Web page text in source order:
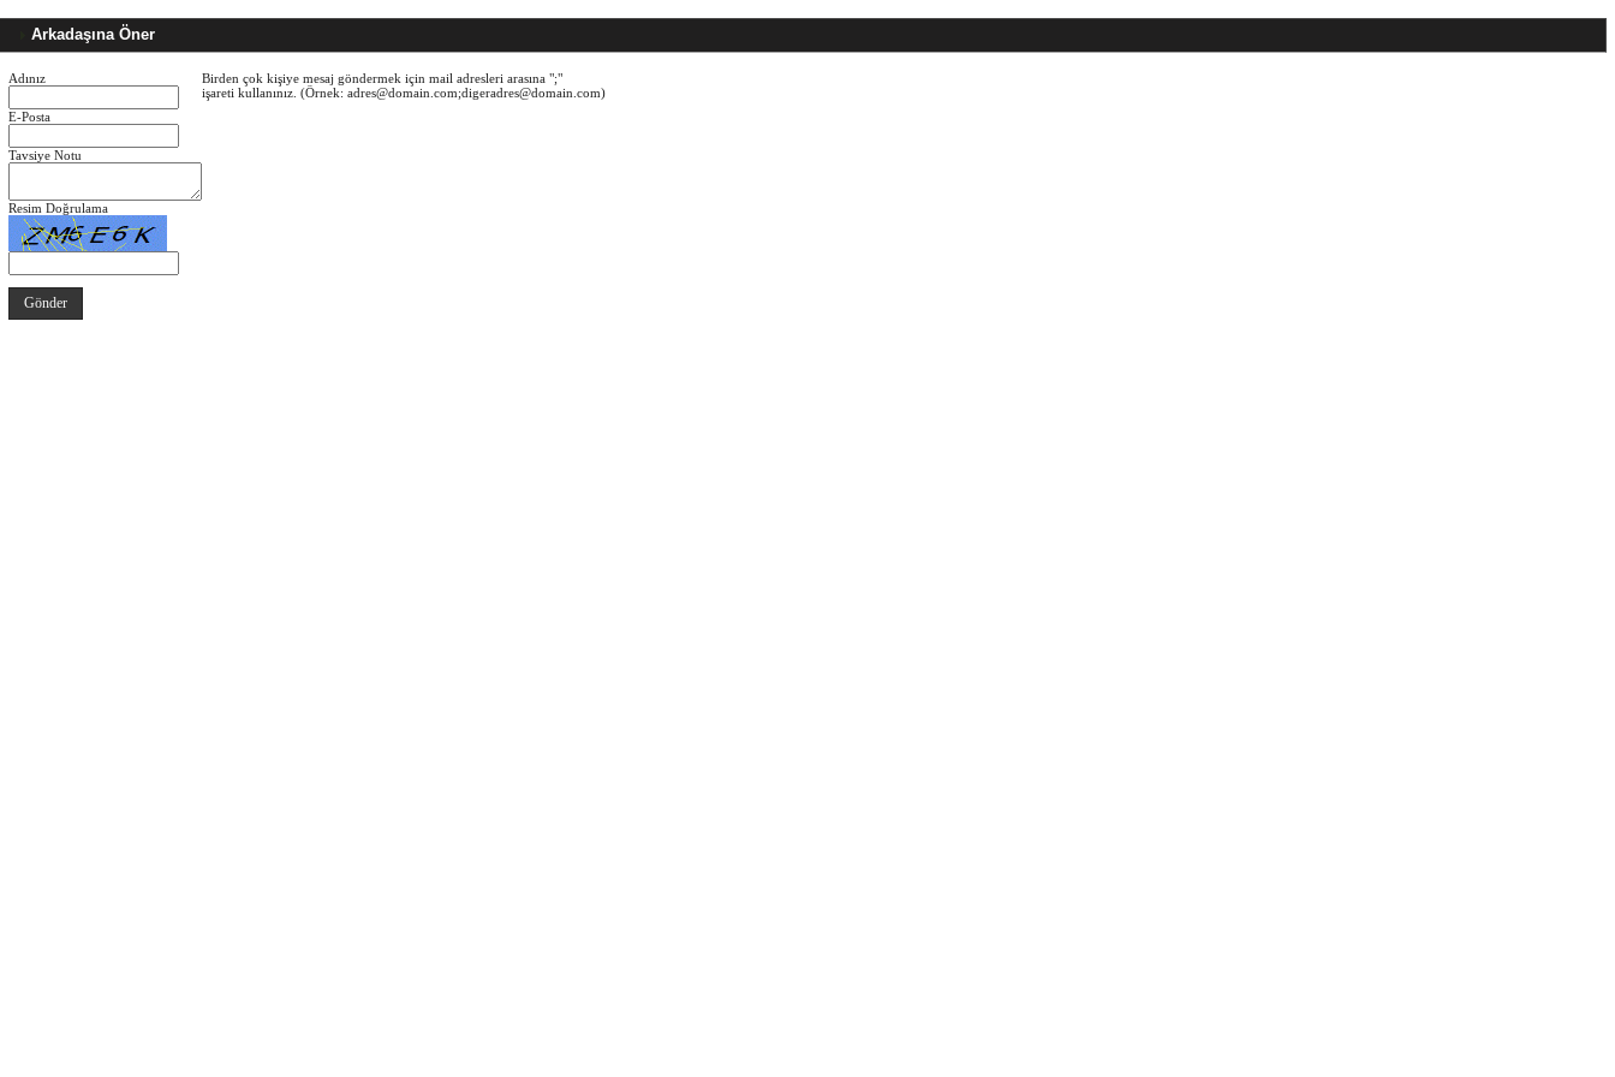
Arkadaşına Öner
Adınız
E-Posta
Tavsiye Notu
Resim Doğrulama
Birden çok kişiye mesaj göndermek için mail adresleri arasına ";"
işareti kullanınız. (Örnek: adres@domain.com;digeradres@domain.com)